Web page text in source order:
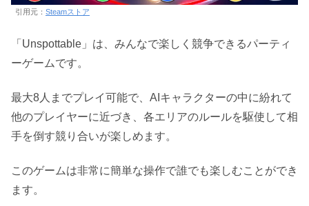
引用元： Steamストア
「Unspottable」は、みんなで楽しく競争できるパーティ
ーゲームです。
最大8人までプレイ可能で、AIキャラクターの中に紛れて
他のプレイヤーに近づき、各エリアのルールを駆使して相
手を倒す競り合いが楽しめます。
このゲームは非常に簡単な操作で誰でも楽しむことができ
ます。